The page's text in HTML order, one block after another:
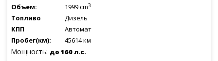
1999 cm3
Дизель
Автомат
45614 км
Мощность: до 160 л.с.